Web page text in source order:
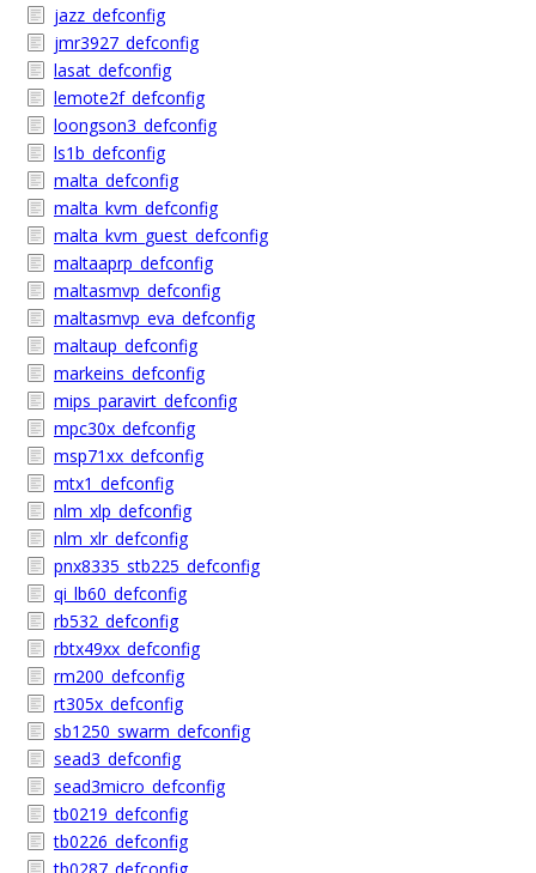
jazz_defconfig
jmr3927_defconfig
lasat_defconfig
lemote2f_defconfig
loongson3_defconfig
ls1b_defconfig
malta_defconfig
malta_kvm_defconfig
malta_kvm_guest_defconfig
maltaaprp_defconfig
maltasmvp_defconfig
maltasmvp_eva_defconfig
maltaup_defconfig
markeins_defconfig
mips_paravirt_defconfig
mpc30x_defconfig
msp71xx_defconfig
mtx1_defconfig
nlm_xlp_defconfig
nlm_xlr_defconfig
pnx8335_stb225_defconfig
qi_lb60_defconfig
rb532_defconfig
rbtx49xx_defconfig
rm200_defconfig
rt305x_defconfig
sb1250_swarm_defconfig
sead3_defconfig
sead3micro_defconfig
tb0219_defconfig
tb0226_defconfig